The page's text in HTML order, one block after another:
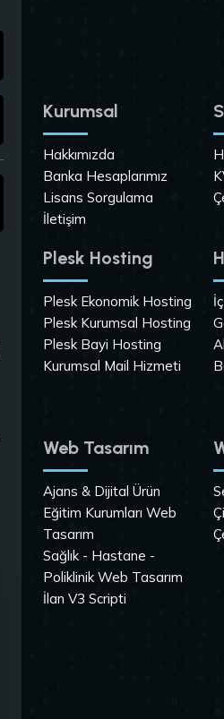
Kurumsal
Hakkımızda
Banka Hesaplarımız
Lisans Sorgulama
İletişim
Plesk Hosting
Plesk Ekonomik Hosting
Plesk Kurumsal Hosting
Plesk Bayi Hosting
Kurumsal Mail Hizmeti
Web Tasarım
Ajans & Dijital Ürün
Eğitim Kurumları Web
Tasarım
Sağlık - Hastane -
Poliklinik Web Tasarım
İlan V3 Scripti